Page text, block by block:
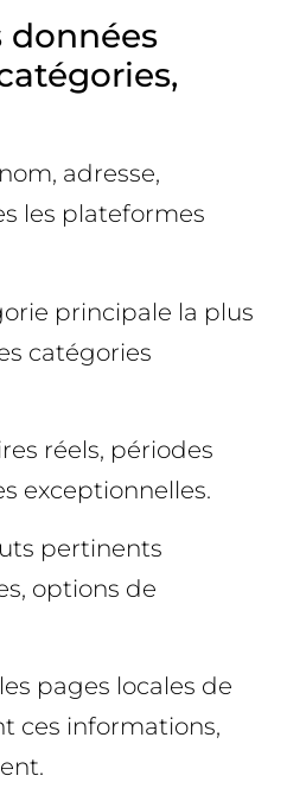
données
adresse,
les plateformes
principale la plus
catégories
réels, périodes
exceptionnelles.
pertinents
options de
pages locales de
ces informations,